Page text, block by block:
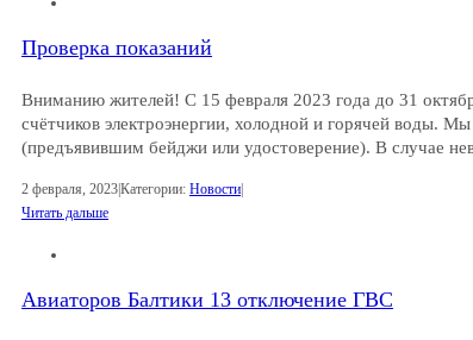
Проверка показаний
Вниманию жителей! С 15 февраля 2023 года до 31
счётчиков электроэнергии, холодной и горячей воды.
(предъявившим бейджи или удостоверение). В случае
2 февраля, 2023|Категории: Новости|
Читать дальше
Авиаторов Балтики 13 отключение ГВС